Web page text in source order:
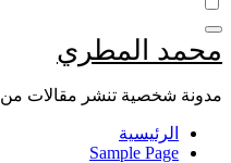
محمد المطري
مدونة شخصية تنشر مقالات من
الرئيسية
Sample Page